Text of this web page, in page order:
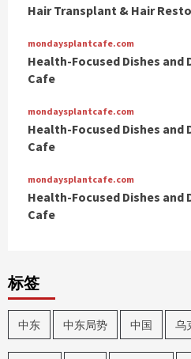
Hair Transplant & Hair
mondaysplantcafe.com
Health-Focused Dishes and
Cafe
mondaysplantcafe.com
Health-Focused Dishes and
Cafe
mondaysplantcafe.com
Health-Focused Dishes and
Cafe
标签
中东 中东局势 中国 乌